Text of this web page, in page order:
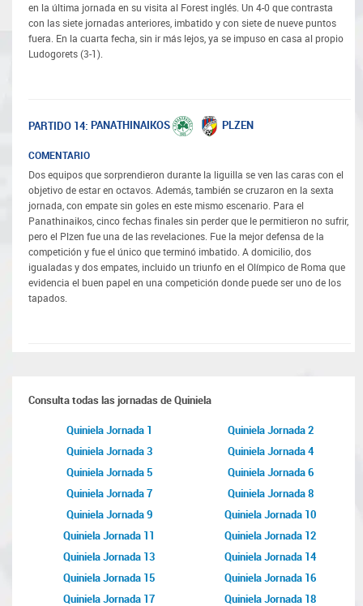
en la última jornada en su visita al Forest inglés. Un 4-0 que contrasta
con las siete jornadas anteriores, imbatido y con siete de nueve puntos
fuera. En la cuarta fecha, sin ir más lejos, ya se impuso en casa al propio
Ludogorets (3-1).
PARTIDO 14: PANATHINAIKOS PLZEN
COMENTARIO
Dos equipos que sorprendieron durante la liguilla se ven las caras con el
objetivo de estar en octavos. Además, también se cruzaron en la sexta
jornada, con empate sin goles en este mismo escenario. Para el
Panathinaikos, cinco fechas finales sin perder que le permitieron no sufrir,
pero el Plzen fue una de las revelaciones. Fue la mejor defensa de la
competición y fue el único que terminó imbatido. A domicilio, dos
igualadas y dos empates, incluido un triunfo en el Olímpico de Roma que
evidencia el buen papel en una competición donde puede ser uno de los
tapados.
Consulta todas las jornadas de Quiniela
Quiniela Jornada 1
Quiniela Jornada 2
Quiniela Jornada 3
Quiniela Jornada 4
Quiniela Jornada 5
Quiniela Jornada 6
Quiniela Jornada 7
Quiniela Jornada 8
Quiniela Jornada 9
Quiniela Jornada 10
Quiniela Jornada 11
Quiniela Jornada 12
Quiniela Jornada 13
Quiniela Jornada 14
Quiniela Jornada 15
Quiniela Jornada 16
Quiniela Jornada 17
Quiniela Jornada 18